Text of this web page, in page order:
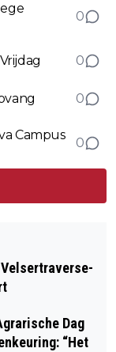
0
0
0
Campus
0
Dag
“Het